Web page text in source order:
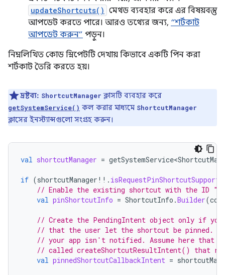
updateShortcuts() মেথড ব্যবহার করে এর বিষয়বস্তু
আপডেট করতে পারে। আরও তথ্যের জন্য, “শর্টকাট
আপডেট করুন” পড়ুন।
নিম্নলিখিত কোড স্নিপেটটি দেখায় কিভাবে একটি পিন করা
শর্টকাট তৈরি করতে হয়।
দ্রষ্টব্য: ShortcutManager ক্লাসটি ব্যবহার করে
getSystemService() কল করার মাধ্যমে ShortcutManager
ক্লাসের ইনস্ট্যান্সগুলো সংগ্রহ করুন।
val shortcutManager =
if (shortcutManager !! .
// Enable the existing shortcut with the ID
val pinShortcutInfo = ShortcutInfo .Builder(
// Create the PendingIntent object only if
// that the user let the shortcut be pinned.
// your app isn't notified. Assume here that
// called createShortcutResultIntent() that
val pinnedShortcutCallbackIntent =